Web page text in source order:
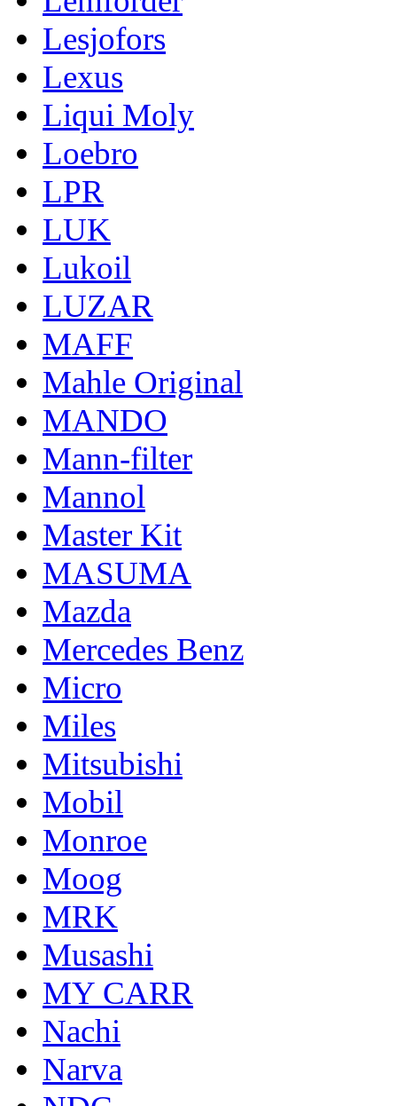
Lesjofors
Lexus
Liqui Moly
Loebro
LPR
LUK
Lukoil
LUZAR
MAFF
Mahle Original
MANDO
Mann-filter
Mannol
Master Kit
MASUMA
Mazda
Mercedes Benz
Micro
Miles
Mitsubishi
Mobil
Monroe
Moog
MRK
Musashi
MY CARR
Nachi
Narva